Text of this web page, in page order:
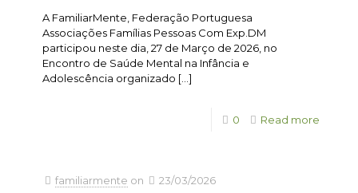
A FamiliarMente, Federação Portuguesa
Associações Famílias Pessoas Com Exp.DM
participou neste dia, 27 de Março de 2026, no
Encontro de Saúde Mental na Infância e
Adolescência organizado […]
0 Read more
familiarmente on 23/03/2026